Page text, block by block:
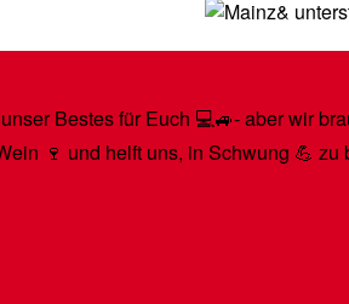
Bestes für Euch 💻🚙- aber wir
🍷 und helft uns, in Schwung 💪 zu